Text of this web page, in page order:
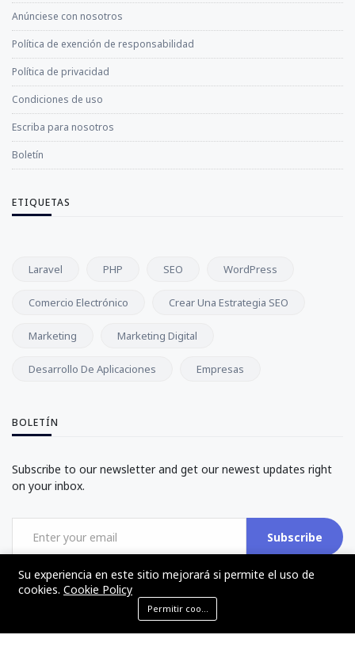
Anúnciese con nosotros
Política de exención de responsabilidad
Política de privacidad
Condiciones de uso
Escriba para nosotros
Boletín
ETIQUETAS
Laravel PHP SEO WordPress
Comercio Electrónico Crear Una Estrategia SEO
Marketing Marketing Digital
Desarrollo De Aplicaciones Empresas
BOLETÍN
Subscribe to our newsletter and get our newest updates right
on your inbox.
Subscribe
Su experiencia en este sitio mejorará si permite el uso de
cookies. Cookie Policy
Permitir cookies